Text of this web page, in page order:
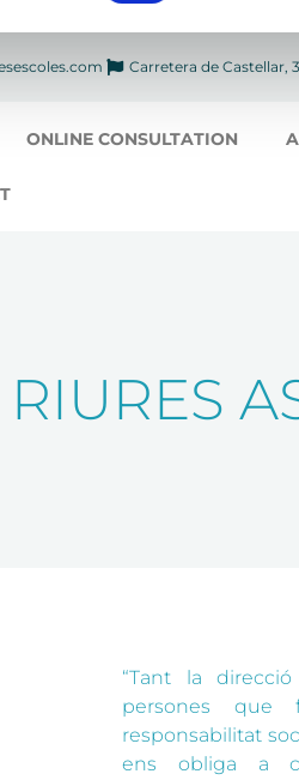
Carretera de Castellar,
ONLINE CONSULTATION
“Tant la
persones que
responsabilitat
ens obliga a